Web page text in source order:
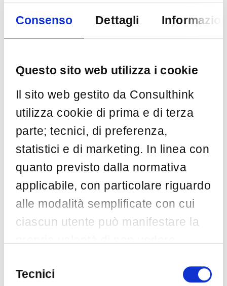
Consenso Dettagli
Questo sito web utilizza i cookie
Il sito web gestito da Consulthink
utilizza cookie di prima e di terza
parte; tecnici, di preferenza,
statistici e di marketing. In linea con
quanto previsto dalla normativa
applicabile, con particolare riguardo
alle modalità semplificate con cui
ciascun utente può manifestare la
propria volontà di non vedere
tipologie di cookie non necessari,
delTecnici
Spie Digitali Della Tua Privacy Introduzione Negli
offrono servizi online per altri. Tra le questioni più
by Consulthink Ago 7
Categorie
AI
ASSINTEL(1)
Awareness (2)
Big Data(1)